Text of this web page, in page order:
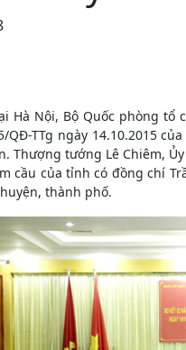
Hà Nội, Bộ Quốc phòng
QĐ-TTg ngày 14.10.2015
Thượng tướng Lê Chiêm,
cầu của tỉnh có đồng chí
thành phố.